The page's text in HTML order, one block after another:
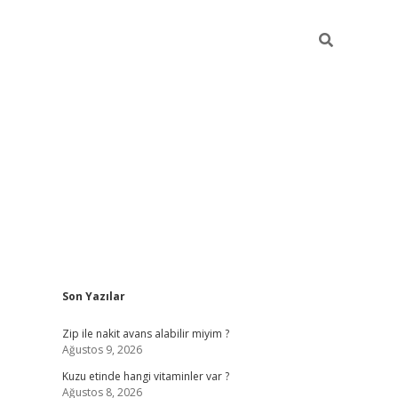
Sidebar
Son Yazılar
Zip ile nakit avans alabilir miyim ?
Ağustos 9, 2026
Kuzu etinde hangi vitaminler var ?
Ağustos 8, 2026